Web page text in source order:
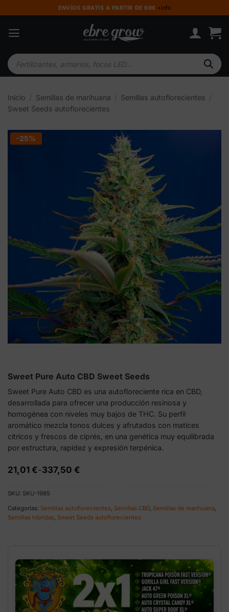
al
contenido
ENVÍOS GRATIS A PARTIR DE 69€ +info
Búsqueda
de
productos
Inicio Semillas de marihuana Semillas autoflorecientes
Sweet Seeds autoflorecientes
-25%
Sweet Pure Auto CBD Sweet Seeds
Sweet Pure Auto CBD es una autofloreciente rica en CBD,
desarrollada para ofrecer una producción resinosa y
homogénea con niveles muy bajos de THC. Su perfil
aromático mezcla tonos dulces y afrutados con matices
cítricos y frescos de ciprés, en una genética muy equilibrada
por estructura, rapidez y expresión terpénica.
21,01 €-337,50 €
Rango
desde
21,01 €
hasta
337,50 €
SKU: SKU-1985
Categorías: Semillas autoflorecientes Semillas CBD, Semillas de marihuana
Semillas híbridas Sweet Seeds autoflorecientes